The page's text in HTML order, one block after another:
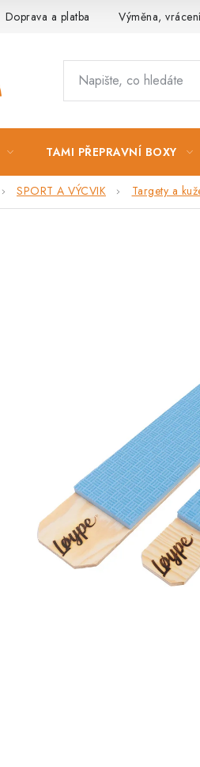
Doprava a platba Výměna,
TAMI PŘEPRAVNÍ BOXY
SPORT A VÝCVIK Targety a